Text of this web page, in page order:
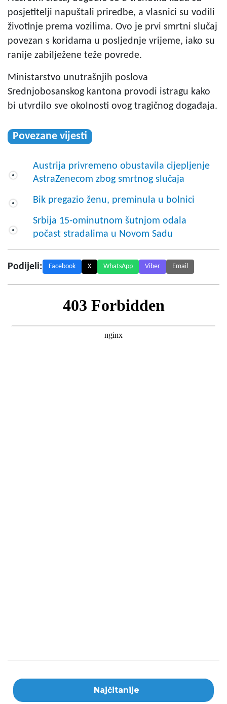
posjetitelji napuštali priredbe, a vlasnici su vodili
životinje prema vozilima. Ovo je prvi smrtni slučaj
povezan s koridama u posljednje vrijeme, iako su
ranije zabilježene teže povrede.
Ministarstvo unutrašnjih poslova
Srednjobosanskog kantona provodi istragu kako
bi utvrdilo sve okolnosti ovog tragičnog događaja.
Povezane vijesti
Austrija privremeno obustavila cijepljenje
AstraZenecom zbog smrtnog slučaja
Bik pregazio ženu, preminula u bolnici
Srbija 15-ominutnom šutnjom odala
počast stradalima u Novom Sadu
Podijeli: Facebook X WhatsApp Viber Email
Najčitanije